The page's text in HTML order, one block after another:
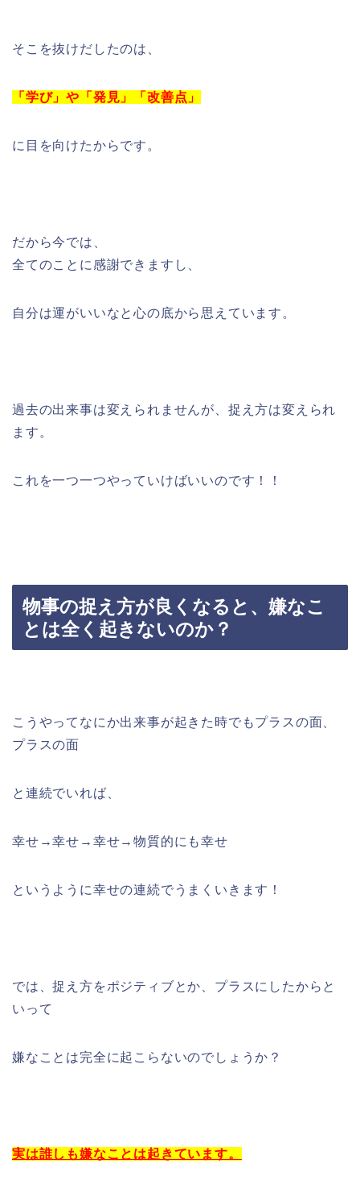
そこを抜けだしたのは、
「学び」や「発見」「改善点」
に目を向けたからです。
だから今では、
全てのことに感謝できますし、
自分は運がいいなと心の底から思えています。
過去の出来事は変えられませんが、捉え方は変えられ
ます。
これを一つ一つやっていけばいいのです！！
物事の捉え方が良くなると、嫌なこ
とは全く起きないのか？
こうやってなにか出来事が起きた時でもプラスの面、
プラスの面
と連続でいれば、
幸せ→幸せ→幸せ→物質的にも幸せ
というように幸せの連続でうまくいきます！
では、捉え方をポジティブとか、プラスにしたからと
いって
嫌なことは完全に起こらないのでしょうか？
実は誰しも嫌なことは起きています。